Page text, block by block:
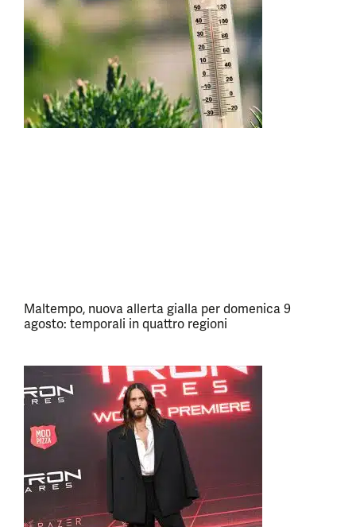
Maltempo, nuova allerta gialla per domenica 9
agosto: temporali in quattro regioni